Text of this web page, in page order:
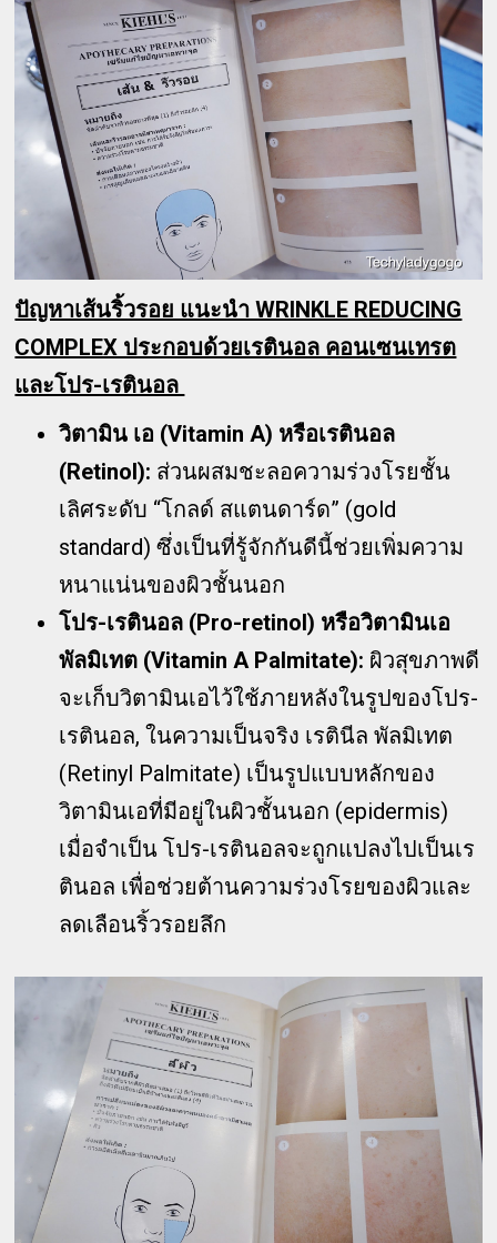
ปัญหาเส้นริ้วรอย แนะนำ WRINKLE REDUCING
COMPLEX ประกอบด้วยเรตินอล คอนเซนเทรต
และโปร-เรตินอล
วิตามิน เอ (Vitamin A) หรือเรตินอล
(Retinol): ส่วนผสมชะลอความร่วงโรยชั้น
เลิศระดับ “โกลด์ สแตนดาร์ด” (gold
standard) ซึ่งเป็นที่รู้จักกันดีนี้ช่วยเพิ่มความ
หนาแน่นของผิวชั้นนอก
โปร-เรตินอล (Pro-retinol) หรือวิตามินเอ
พัลมิเทต (Vitamin A Palmitate): ผิวสุขภาพดี
จะเก็บวิตามินเอไว้ใช้ภายหลังในรูปของโปร-
เรตินอล, ในความเป็นจริง เรตินีล พัลมิเทต
(Retinyl Palmitate) เป็นรูปแบบหลักของ
วิตามินเอที่มีอยู่ในผิวชั้นนอก (epidermis)
เมื่อจำเป็น โปร-เรตินอลจะถูกแปลงไปเป็นเร
ตินอล เพื่อช่วยต้านความร่วงโรยของผิวและ
ลดเลือนริ้วรอยลึก